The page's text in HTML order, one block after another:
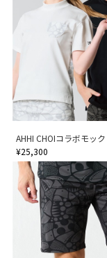
AHHI CHOIコラボモック
¥25,300